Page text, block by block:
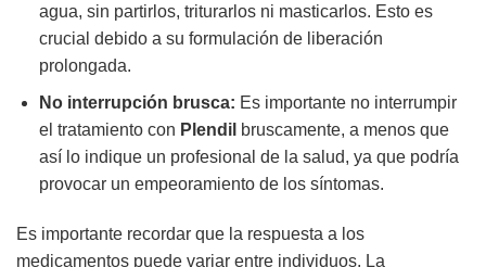
agua, sin partirlos, triturarlos ni masticarlos. Esto es
crucial debido a su formulación de liberación
prolongada.
No interrupción brusca: Es importante no interrumpir
el tratamiento con Plendil bruscamente, a menos que
así lo indique un profesional de la salud, ya que podría
provocar un empeoramiento de los síntomas.
Es importante recordar que la respuesta a los
medicamentos puede variar entre individuos. La